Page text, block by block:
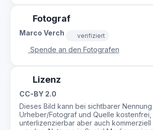
Fotograf
Marco Verch verifiziert
Spende an den Fotografen
Lizenz
CC-BY 2.0
Dieses Bild kann bei sichtbarer
Urheber/Fotograf und Quelle kostenfrei,
unterlizenzierbar aber auch